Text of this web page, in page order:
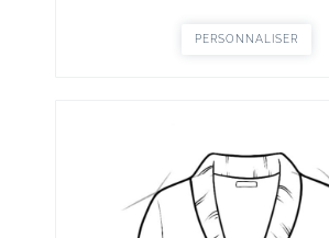
PERSONNALISER